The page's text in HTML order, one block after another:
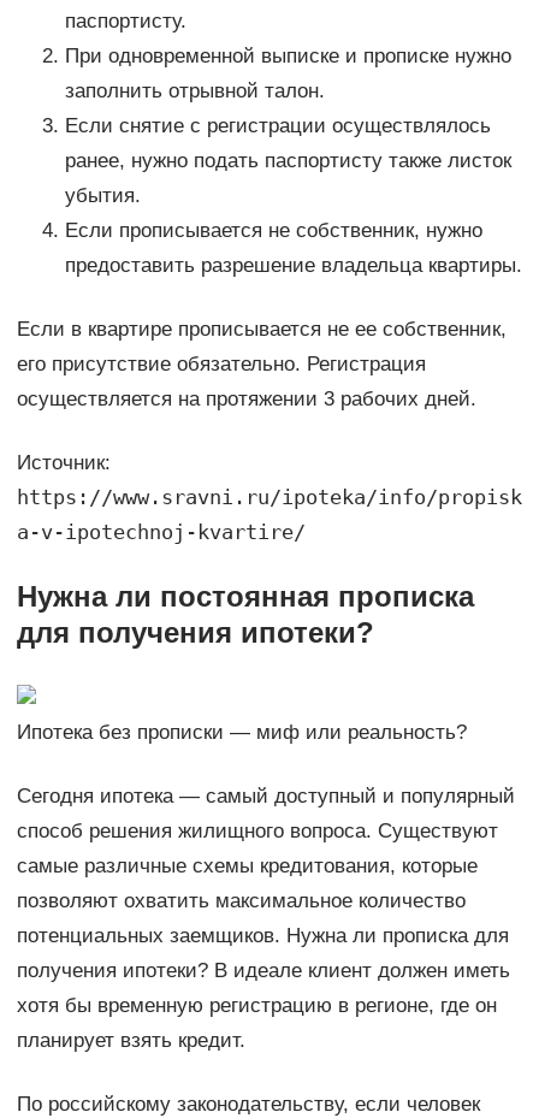
паспортисту.
При одновременной выписке и прописке нужно
заполнить отрывной талон.
Если снятие с регистрации осуществлялось
ранее, нужно подать паспортисту также листок
убытия.
Если прописывается не собственник, нужно
предоставить разрешение владельца квартиры.
Если в квартире прописывается не ее собственник,
его присутствие обязательно. Регистрация
осуществляется на протяжении 3 рабочих дней.
Источник:
https://www.sravni.ru/ipoteka/info/propisk
a-v-ipotechnoj-kvartire/
Нужна ли постоянная прописка
для получения ипотеки?
Ипотека без прописки — миф или реальность?
Сегодня ипотека — самый доступный и популярный
способ решения жилищного вопроса. Существуют
самые различные схемы кредитования, которые
позволяют охватить максимальное количество
потенциальных заемщиков. Нужна ли прописка для
получения ипотеки? В идеале клиент должен иметь
хотя бы временную регистрацию в регионе, где он
планирует взять кредит.
По российскому законодательству, если человек